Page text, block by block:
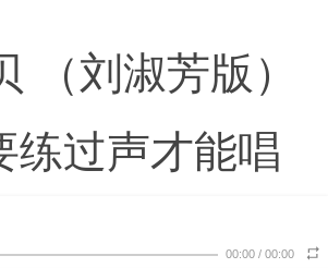
（刘淑芳版）
练过声才能唱
00:00 / 00:00